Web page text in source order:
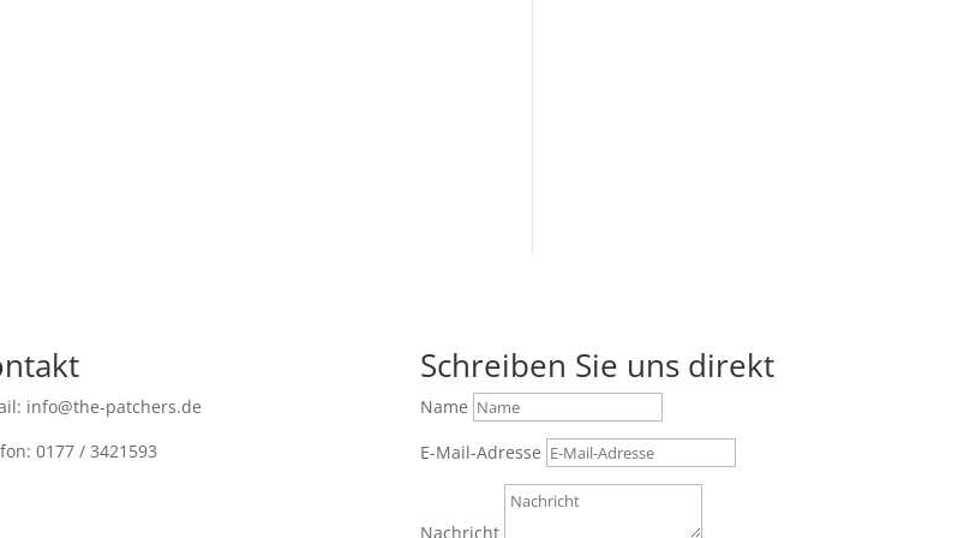
info@the-patchers.de
0177 / 3421593
Schreiben Sie uns direkt
Name
E-Mail-Adresse
Nachricht